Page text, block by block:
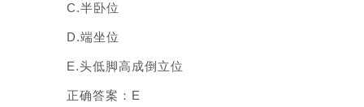
C.半卧位
D.端坐位
E.头低脚高成倒立位
正确答案：E